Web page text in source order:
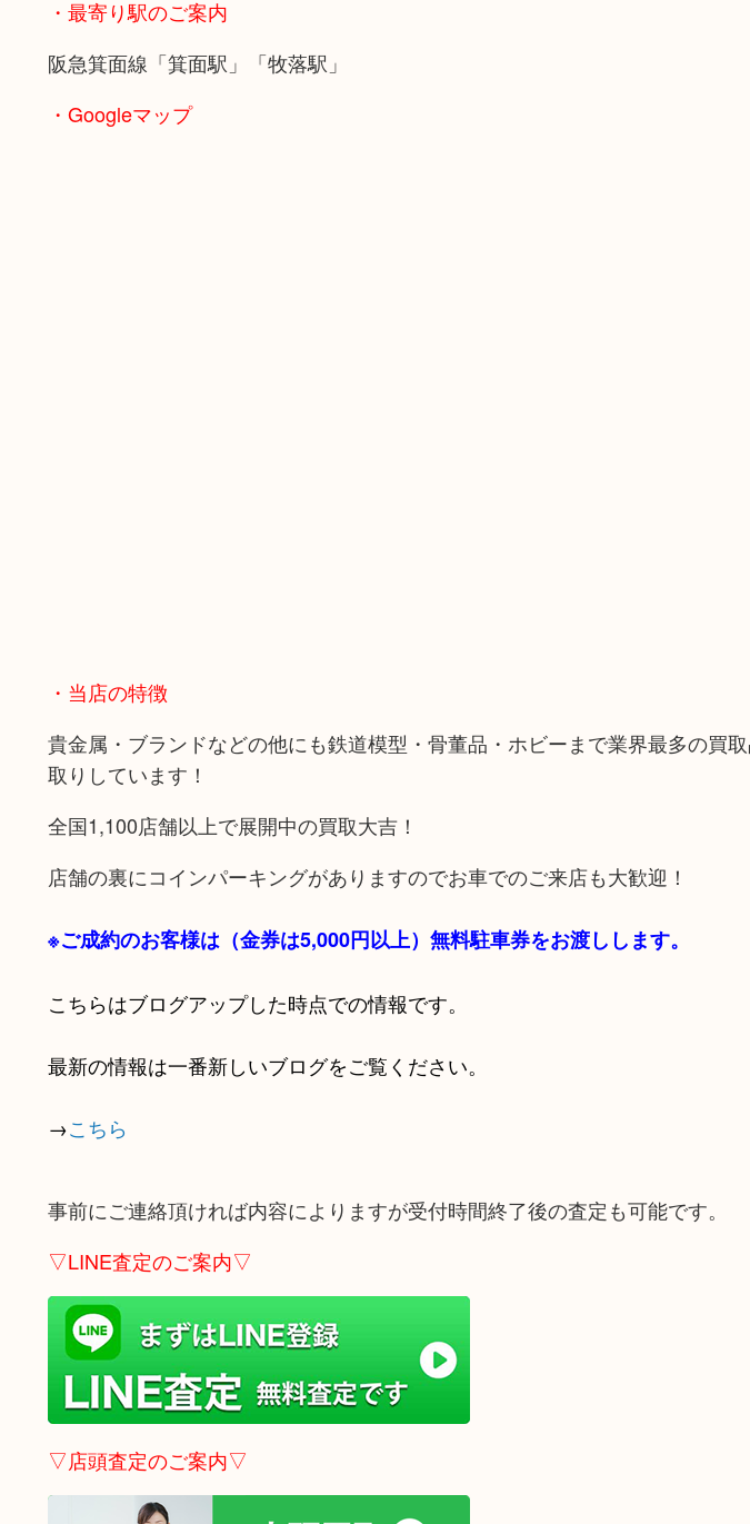
・最寄り駅のご案内
阪急箕面線「箕面駅」「牧落駅」
・Googleマップ
・当店の特徴
貴金属・ブランドなどの他にも鉄道模型・骨董品・ホビーまで業界最多の買
取りしています！
全国1,100店舗以上で展開中の買取大吉！
店舗の裏にコインパーキングがありますのでお車でのご来店も大歓迎！
※ご成約のお客様は（金券は5,000円以上）無料駐車券をお渡しします。
こちらはブログアップした時点での情報です。
最新の情報は一番新しいブログをご覧ください。
→こちら
事前にご連絡頂ければ内容によりますが受付時間終了後の査定も可能です。
▽LINE査定のご案内▽
▽店頭査定のご案内▽